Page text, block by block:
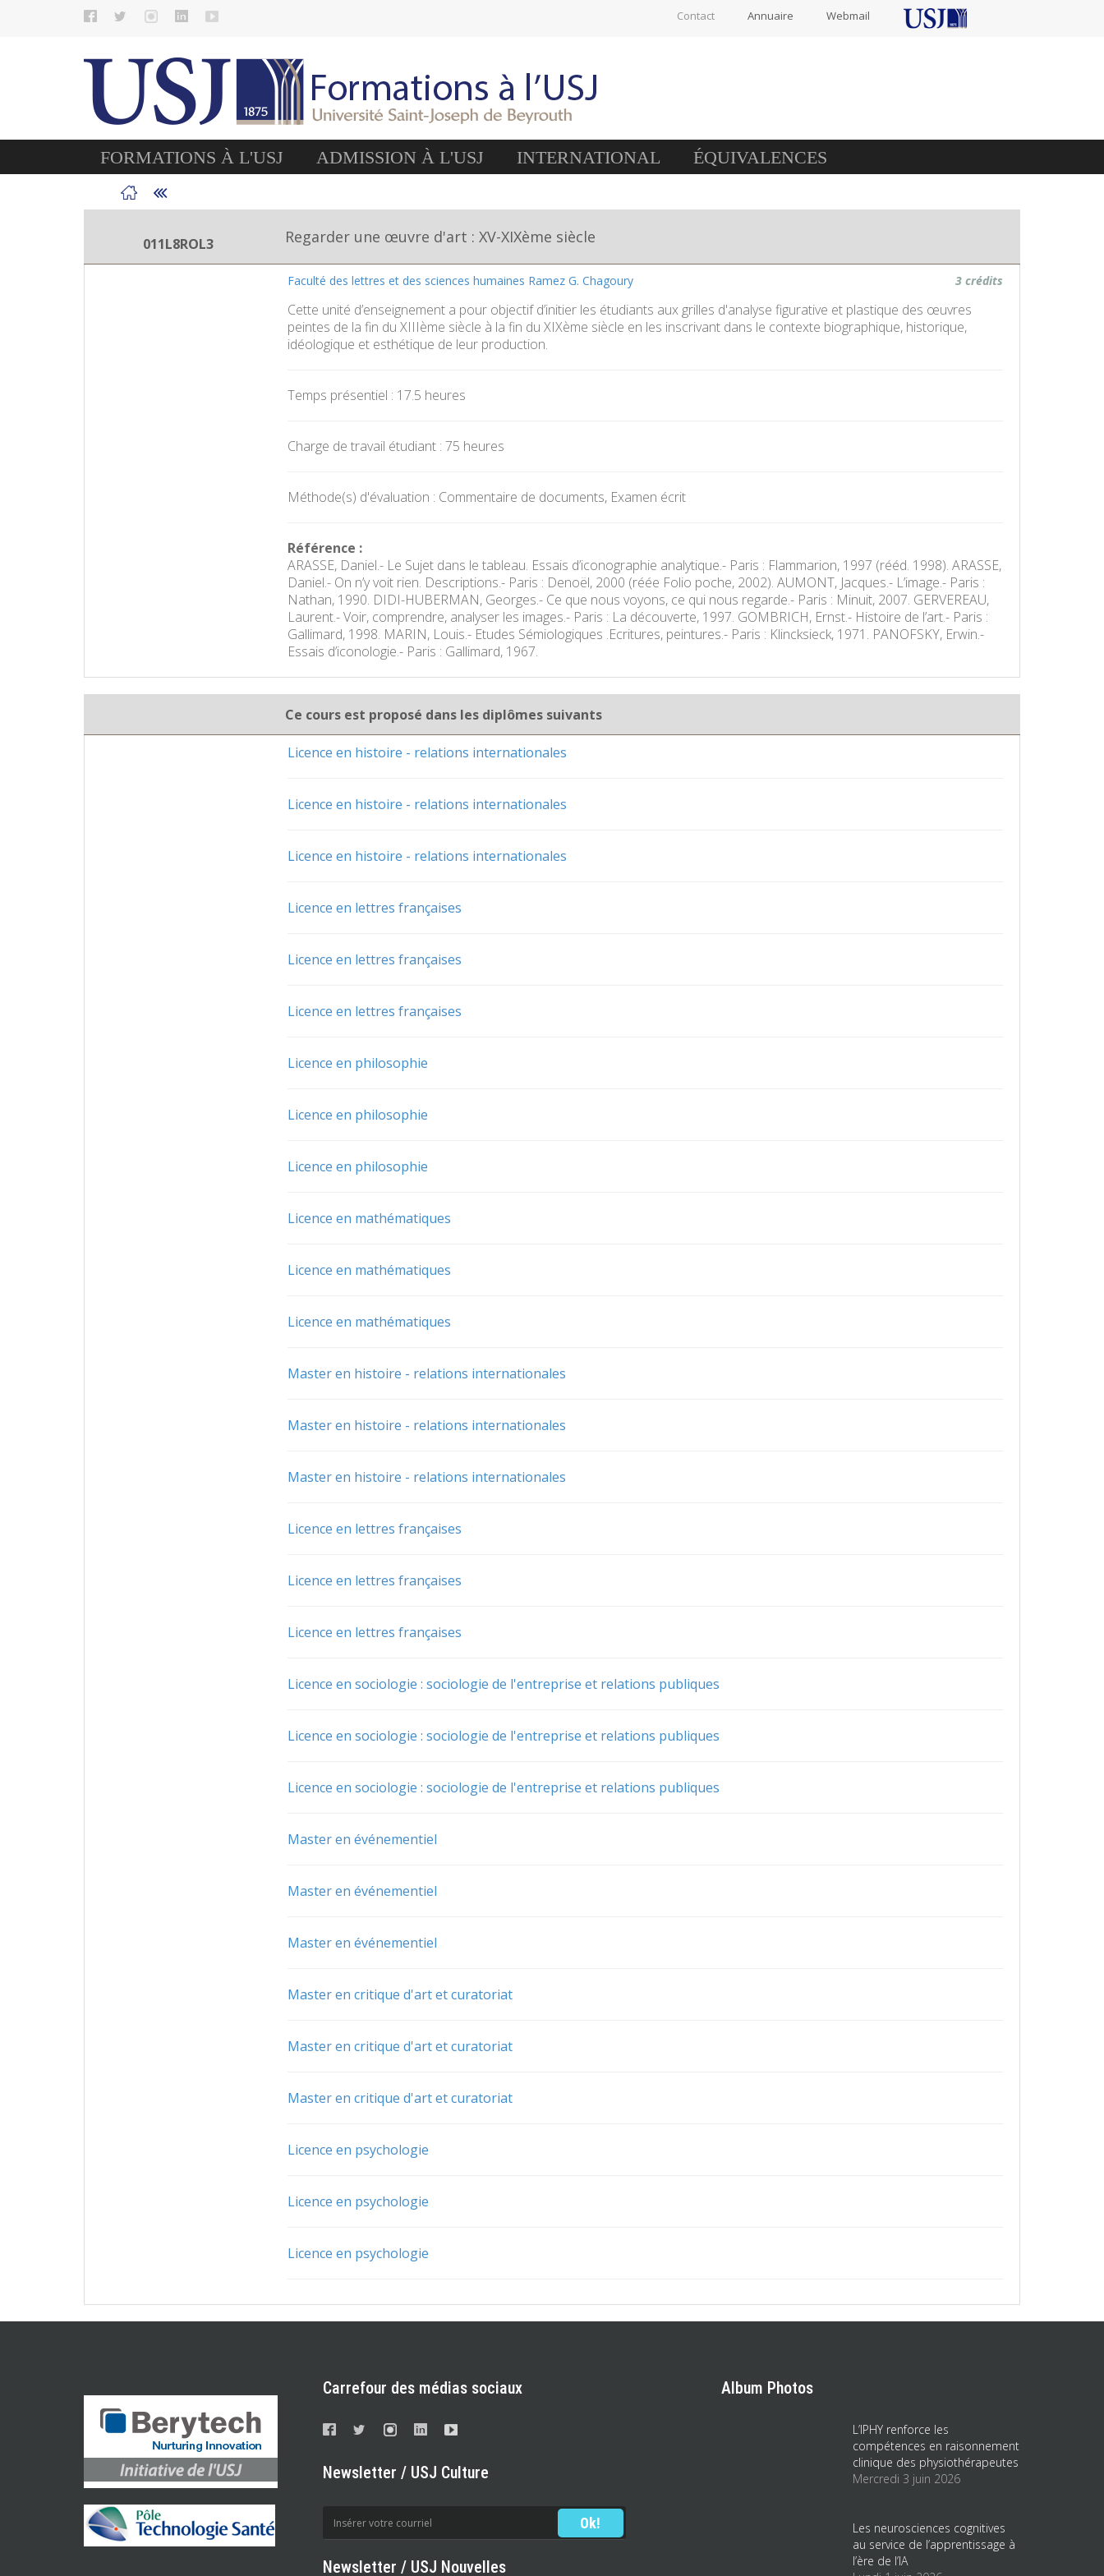
Contact Annuaire Webmail
FORMATIONS À L'USJ ADMISSION À L'USJ INTERNATIONAL ÉQUIVALENCES
011L8ROL3 Regarder une œuvre d'art : XV-XIXème siècle
Faculté des lettres et des sciences humaines Ramez G. Chagoury 3 crédits
Cette unité d’enseignement a pour objectif d’initier les étudiants aux grilles d'analyse figurative et plastique des œuvres
peintes de la fin du XIIIème siècle à la fin du XIXème siècle en les inscrivant dans le contexte biographique, historique,
idéologique et esthétique de leur production.
Temps présentiel : 17.5 heures
Charge de travail étudiant : 75 heures
Méthode(s) d'évaluation : Commentaire de documents, Examen écrit
Référence :
ARASSE, Daniel.- Le Sujet dans le tableau. Essais d’iconographie analytique.- Paris : Flammarion, 1997 (rééd. 1998). ARASSE,
Daniel.- On n’y voit rien. Descriptions.- Paris : Denoël, 2000 (réée Folio poche, 2002). AUMONT, Jacques.- L’image.- Paris :
Nathan, 1990. DIDI-HUBERMAN, Georges.- Ce que nous voyons, ce qui nous regarde.- Paris : Minuit, 2007. GERVEREAU,
Laurent.- Voir, comprendre, analyser les images.- Paris : La découverte, 1997. GOMBRICH, Ernst.- Histoire de l’art.- Paris :
Gallimard, 1998. MARIN, Louis.- Etudes Sémiologiques .Ecritures, peintures.- Paris : Klincksieck, 1971. PANOFSKY, Erwin.-
Essais d’iconologie.- Paris : Gallimard, 1967.
Ce cours est proposé dans les diplômes suivants
Licence en histoire - relations internationales
Licence en histoire - relations internationales
Licence en histoire - relations internationales
Licence en lettres françaises
Licence en lettres françaises
Licence en lettres françaises
Licence en philosophie
Licence en philosophie
Licence en philosophie
Licence en mathématiques
Licence en mathématiques
Licence en mathématiques
Master en histoire - relations internationales
Master en histoire - relations internationales
Master en histoire - relations internationales
Licence en lettres françaises
Licence en lettres françaises
Licence en lettres françaises
Licence en sociologie : sociologie de l'entreprise et relations publiques
Licence en sociologie : sociologie de l'entreprise et relations publiques
Licence en sociologie : sociologie de l'entreprise et relations publiques
Master en événementiel
Master en événementiel
Master en événementiel
Master en critique d'art et curatoriat
Master en critique d'art et curatoriat
Master en critique d'art et curatoriat
Licence en psychologie
Licence en psychologie
Licence en psychologie
Carrefour des médias sociaux
Newsletter / USJ Culture
Newsletter / USJ Nouvelles
Album Photos
L’IPHY renforce les
compétences en raisonnement
clinique des physiothérapeutes
Mercredi 3 juin 2026
Les neurosciences cognitives
au service de l’apprentissage à
l’ère de l’IA